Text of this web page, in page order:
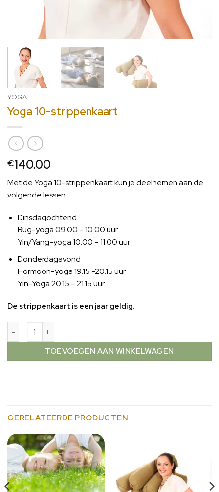
YOGA
Yoga 10-strippenkaart
€140.00
Met de Yoga 10-strippenkaart kun je deelnemen aan de
volgende lessen:
Dinsdagochtend
Rug-yoga 09.00 – 10.00 uur
Yin/Yang-yoga 10.00 – 11.00 uur
Donderdagavond
Hormoon-yoga 19.15 -20.15 uur
Yin-Yoga 20.15 – 21.15 uur
De strippenkaart is een jaar geldig.
TOEVOEGEN AAN WINKELWAGEN
GERELATEERDE PRODUCTEN